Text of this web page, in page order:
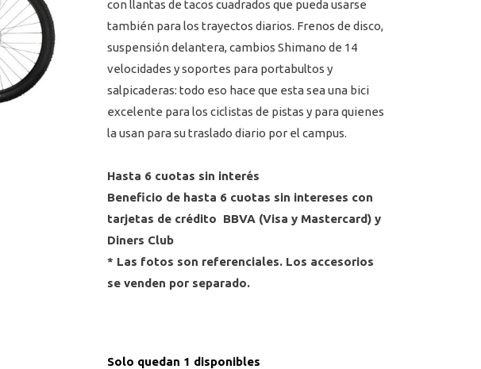
con llantas de tacos cuadrados que pueda usarse
también para los trayectos diarios. Frenos de disco,
suspensión delantera, cambios Shimano de 14
velocidades y soportes para portabultos y
salpicaderas: todo eso hace que esta sea una bici
excelente para los ciclistas de pistas y para quienes
la usan para su traslado diario por el campus.
Hasta 6 cuotas sin interés
Beneficio de hasta 6 cuotas sin intereses con
tarjetas de crédito BBVA (Visa y Mastercard) y
Diners Club
* Las fotos son referenciales. Los accesorios
se venden por separado.
Solo quedan 1 disponibles